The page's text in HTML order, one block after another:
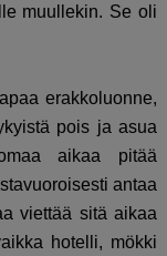
muullekin. Se oli
erakkoluonne,
pois ja asua
aikaa pitää
antaa
viettää sitä aikaa
hotelli, mökki